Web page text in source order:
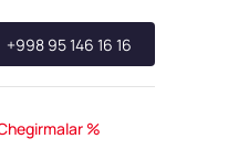
+998 95 146 16 16
%